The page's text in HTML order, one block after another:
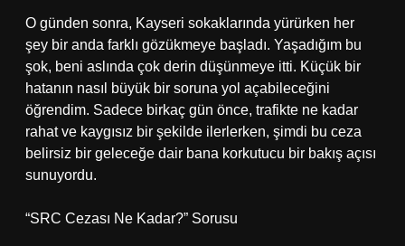
O günden sonra, Kayseri sokaklarında yürürken her
şey bir anda farklı gözükmeye başladı. Yaşadığım bu
şok, beni aslında çok derin düşünmeye itti. Küçük bir
hatanın nasıl büyük bir soruna yol açabileceğini
öğrendim. Sadece birkaç gün önce, trafikte ne kadar
rahat ve kaygısız bir şekilde ilerlerken, şimdi bu ceza
belirsiz bir geleceğe dair bana korkutucu bir bakış açısı
sunuyordu.
“SRC Cezası Ne Kadar?” Sorusu